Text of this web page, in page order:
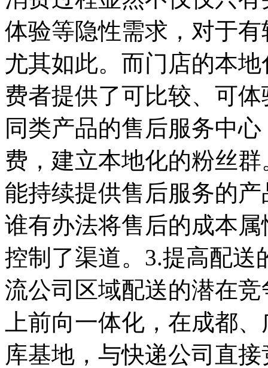
体验等隐性需求，对于
尤其如此。而门店的本
费者提供了可比较、可
同类产品的售后服务中
费，建立本地化的粉丝
能持续提供售后服务的
谁有办法将售后的成本
控制了渠道。3.提高配送
流公司区域配送的潜在
上前向一体化，在成都
库基地，与快递公司直